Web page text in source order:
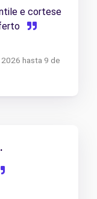
e cortese
hasta 9 de